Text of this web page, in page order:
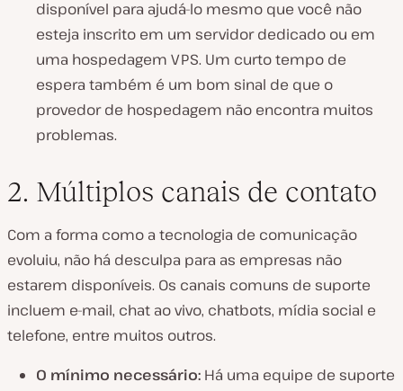
disponível para ajudá-lo mesmo que você não
esteja inscrito em um servidor dedicado ou em
uma hospedagem VPS. Um curto tempo de
espera também é um bom sinal de que o
provedor de hospedagem não encontra muitos
problemas.
2. Múltiplos canais de contato
Com a forma como a tecnologia de comunicação
evoluiu, não há desculpa para as empresas não
estarem disponíveis. Os canais comuns de suporte
incluem e-mail, chat ao vivo, chatbots, mídia social e
telefone, entre muitos outros.
O mínimo necessário: Há uma equipe de suporte